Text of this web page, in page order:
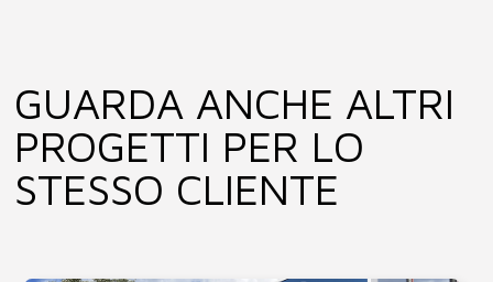
GUARDA ANCHE ALTRI
PROGETTI PER LO
STESSO CLIENTE